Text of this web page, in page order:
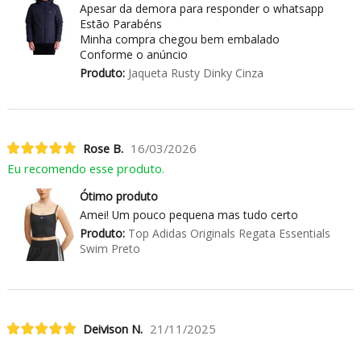
Apesar da demora para responder o whatsapp
Estão Parabéns
Minha compra chegou bem embalado
Conforme o anúncio
Produto:Jaqueta Rusty Dinky Cinza
Rose B. 16/03/2026
Eu recomendo esse produto.
Ótimo produto
Amei! Um pouco pequena mas tudo certo
Produto:Top Adidas Originals Regata Essentials
Swim Preto
Deivison N. 21/11/2025